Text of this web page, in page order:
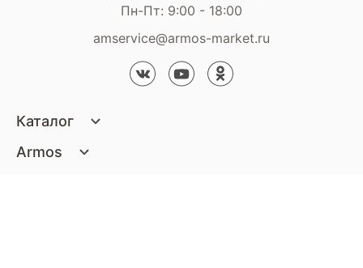
Каталог
Кровати
Armos
Пн-Пт: 9:00 - 18:00
amservice@armos-market.ru